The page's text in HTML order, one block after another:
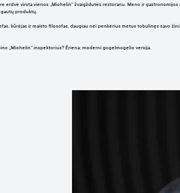
erdvė virsta vienos „Michelin“ žvaigždutės restoranu. Meno ir
gautų produktų.
kūrėjas ir maisto filosofas, daugiau nei penkerius metus tobulinęs savo
„Michelin“ inspektorius? Ėriena; moderni gogelmogelio versija.